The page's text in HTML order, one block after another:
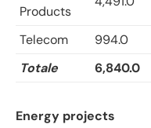
Products
Telecom 994.0
Totale
6,840.0
Energy projects